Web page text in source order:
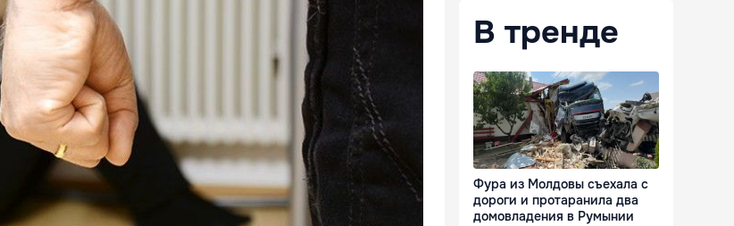
В тренде
Фура из Молдовы съехала с
дороги и протаранила два
домовладения в Румынии